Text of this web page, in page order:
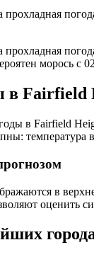
прохладная
прохладная
морось с
в Fairfield
в Fairfield
температура
в
оценить